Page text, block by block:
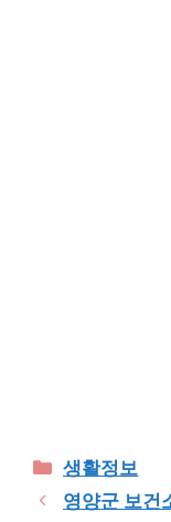
Categories
생활정보
영양군 보건